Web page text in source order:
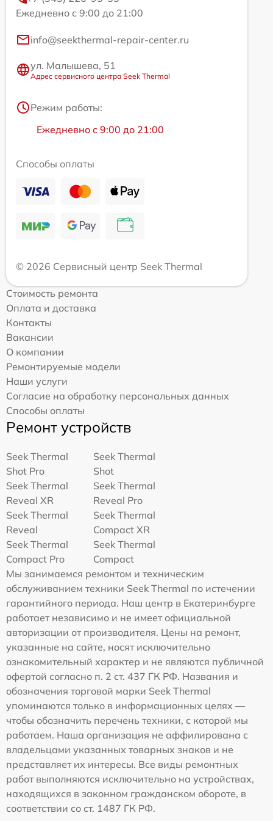
Ежедневно с 9:00 до 21:00
info@seekthermal-repair-center.ru
ул. Малышева, 51
Адрес сервисного центра Seek Thermal
Режим работы:
Ежедневно с 9:00 до 21:00
Способы оплаты
© 2026 Сервисный центр Seek Thermal
Стоимость ремонта
Оплата и доставка
Контакты
Вакансии
О компании
Ремонтируемые модели
Наши услуги
Согласие на обработку персональных данных
Способы оплаты
Ремонт устройств
Seek Thermal
Shot Pro
Seek Thermal
Shot
Seek Thermal
Reveal XR
Seek Thermal
Reveal Pro
Seek Thermal
Reveal
Seek Thermal
Compact XR
Seek Thermal
Compact Pro
Seek Thermal
Compact
Мы занимаемся ремонтом и техническим
обслуживанием техники Seek Thermal по истечении
гарантийного периода. Наш центр в Екатеринбурге
работает независимо и не имеет официальной
авторизации от производителя. Цены на ремонт,
указанные на сайте, носят исключительно
ознакомительный характер и не являются публичной
офертой согласно п. 2 ст. 437 ГК РФ. Названия и
обозначения торговой марки Seek Thermal
упоминаются только в информационных целях —
чтобы обозначить перечень техники, с которой мы
работаем. Наша организация не аффилирована с
владельцами указанных товарных знаков и не
представляет их интересы. Все виды ремонтных
работ выполняются исключительно на устройствах,
находящихся в законном гражданском обороте, в
соответствии со ст. 1487 ГК РФ.